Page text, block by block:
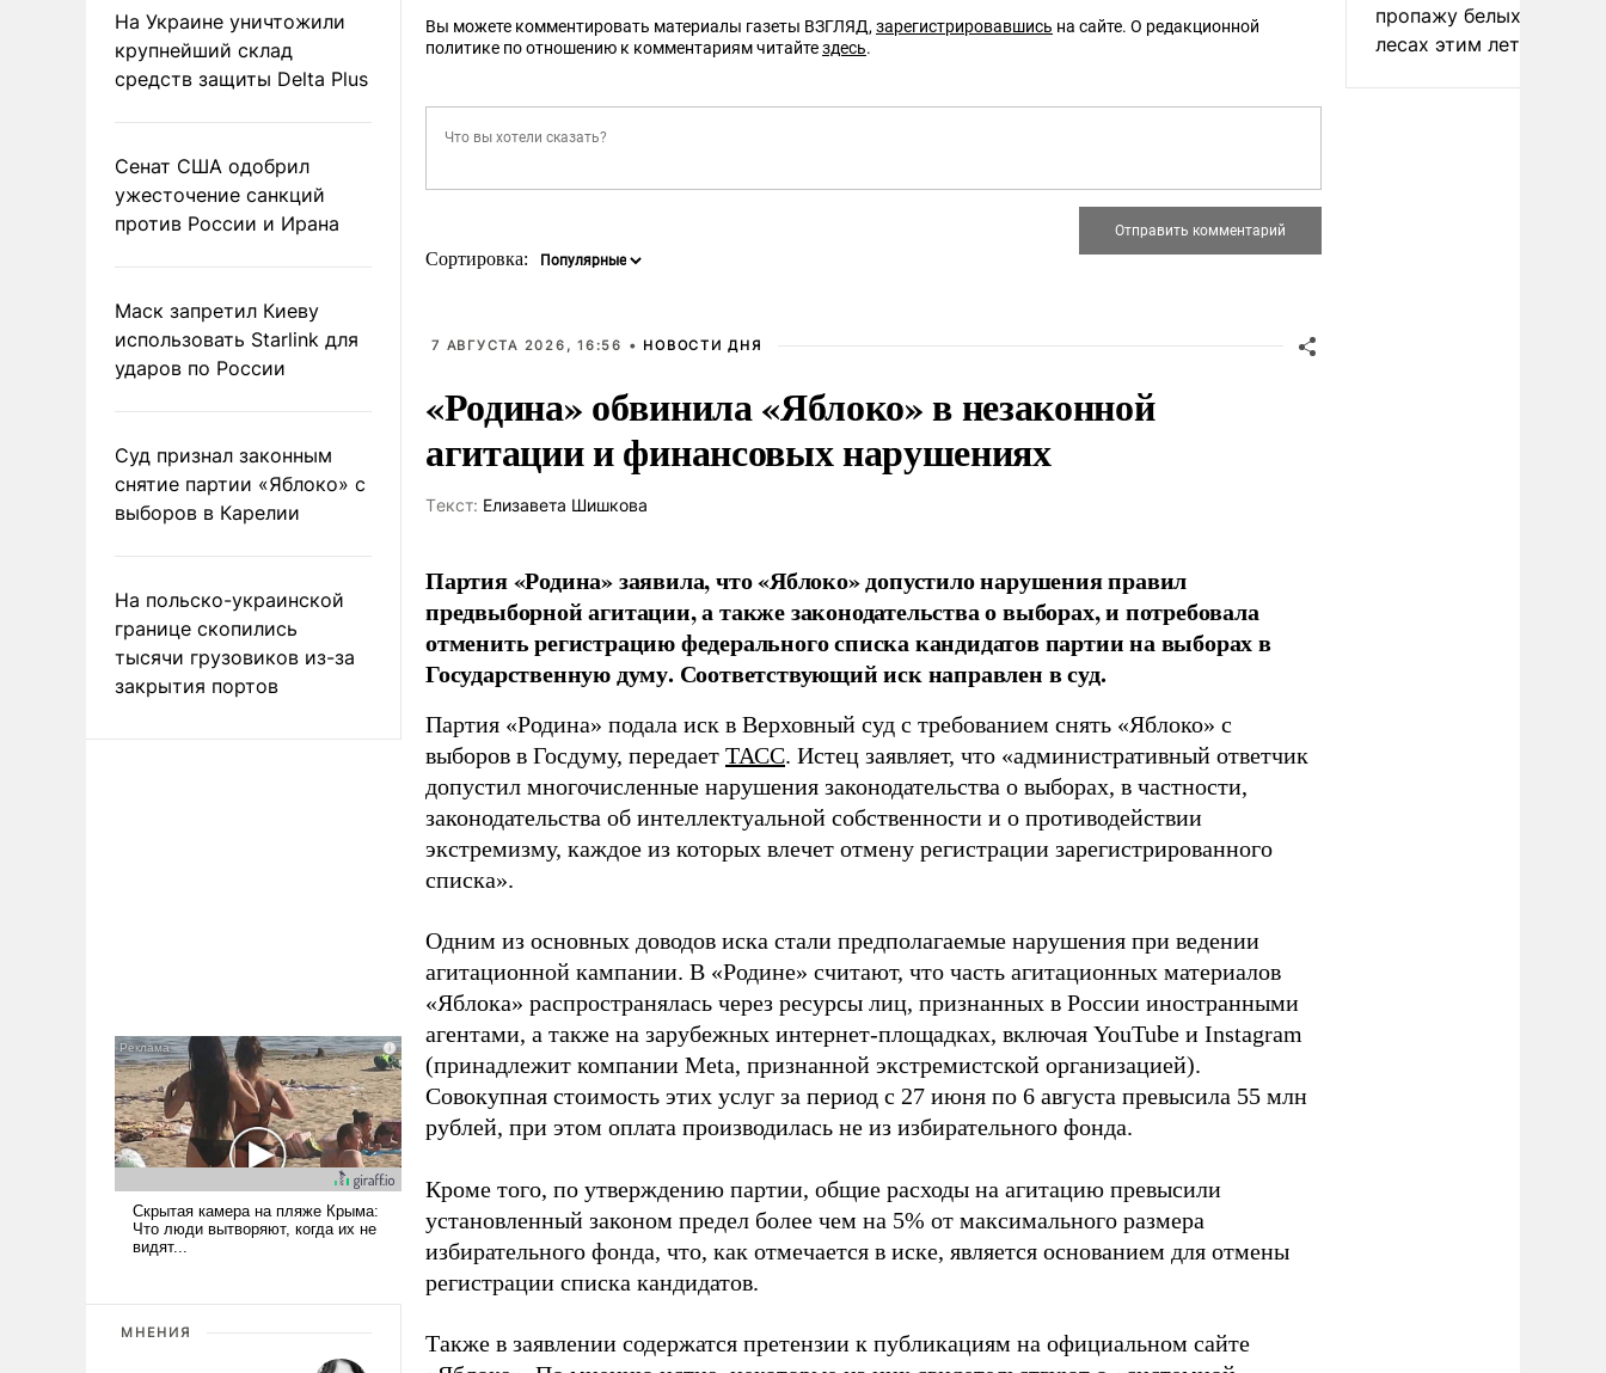
На Украине уничтожили
крупнейший склад
средств защиты Delta Plus
Сенат США одобрил
ужесточение санкций
против России и Ирана
Маск запретил Киеву
использовать Starlink для
ударов по России
Суд признал законным
снятие партии «Яблоко» с
выборов в Карелии
На польско-украинской
границе скопились
тысячи грузовиков из-за
закрытия портов
МНЕНИЯ
Вы можете комментировать материалы газеты ВЗГЛЯД, зарегистрировавшись на сайте. О редакционной
политике по отношению к комментариям читайтездесь.
Сортировка:
7 АВГУСТА 2026, 16:56 • НОВОСТИ ДНЯ
«Родина» обвинила «Яблоко» в незаконной
агитации и финансовых нарушениях
Tекст: Елизавета Шишкова
Партия «Родина» заявила, что «Яблоко» допустило нарушения правил
предвыборной агитации, а также законодательства о выборах, и потребовала
отменить регистрацию федерального списка кандидатов партии на выборах в
Государственную думу. Соответствующий иск направлен в суд.
Партия «Родина» подала иск в Верховный суд с требованием снять «Яблоко» с
выборов в Госдуму, передает ТАСС. Истец заявляет, что «административный ответчик
допустил многочисленные нарушения законодательства о выборах, в частности,
законодательства об интеллектуальной собственности и о противодействии
экстремизму, каждое из которых влечет отмену регистрации зарегистрированного
списка».
Одним из основных доводов иска стали предполагаемые нарушения при ведении
агитационной кампании. В «Родине» считают, что часть агитационных материалов
«Яблока» распространялась через ресурсы лиц, признанных в России иностранными
агентами, а также на зарубежных интернет-площадках, включая YouTube и Instagram
(принадлежит компании Meta, признанной экстремистской организацией).
Совокупная стоимость этих услуг за период с 27 июня по 6 августа превысила 55 млн
рублей, при этом оплата производилась не из избирательного фонда.
Кроме того, по утверждению партии, общие расходы на агитацию превысили
установленный законом предел более чем на 5% от максимального размера
избирательного фонда, что, как отмечается в иске, является основанием для отмены
регистрации списка кандидатов.
Также в заявлении содержатся претензии к публикациям на официальном сайте
пропажу белых грибов
лесах этим летом